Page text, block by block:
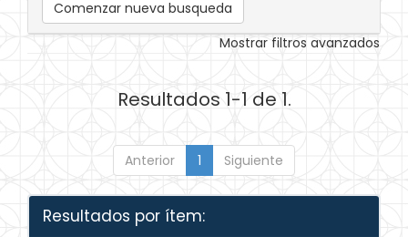
Comenzar nueva busqueda
Mostrar filtros avanzados
Resultados 1-1 de 1.
Anterior 1 Siguiente
Resultados por ítem: